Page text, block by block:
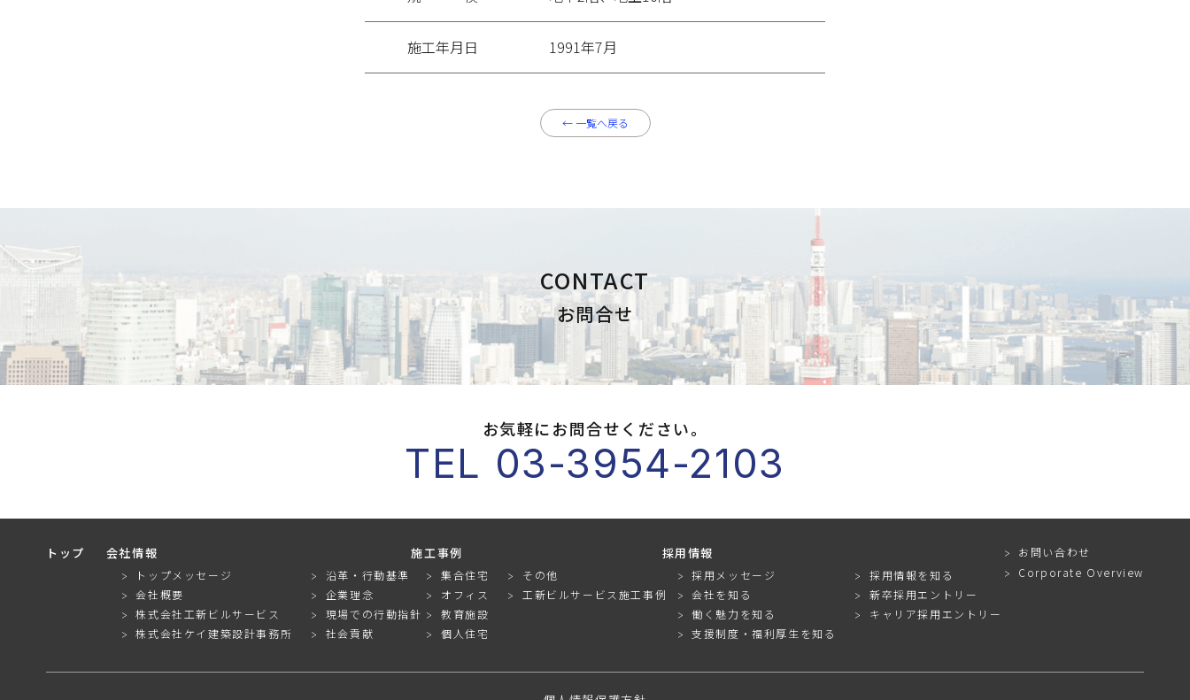
施工年月日 1991年7月
← 一覧へ戻る
CONTACT
お問合せ
お気軽にお問合せください。
TEL 03-3954-2103
トップ 会社情報
トップメッセージ
会社概要
株式会社工新ビルサービス
株式会社ケイ建築設計事務所
沿革・行動基準
企業理念
現場での行動指針
社会貢献
施工事例
集合住宅
オフィス
教育施設
個人住宅
その他
工新ビルサービス施工事例
採用情報
採用メッセージ
会社を知る
働く魅力を知る
支援制度・福利厚生を知る
採用情報を知る
新卒採用エントリー
キャリア採用エントリー
お問い合わせ
Corporate Overview